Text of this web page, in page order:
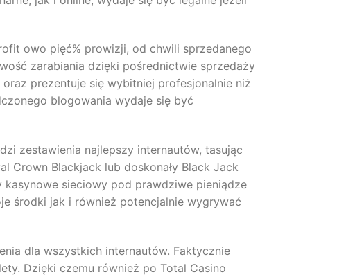
owo pięć% prowizji, od chwili sprzedanego
zarabiania dzięki pośrednictwie sprzedaży
prezentuje się wybitniej profesjonalnie niż
blogowania wydaje się być
zestawienia najlepszy internautów, tasując
Crown Blackjack lub doskonały Black Jack
kasynowe sieciowy pod prawdziwe pieniądze
środki jak i również potencjalnie wygrywać
dla wszystkich internautów. Faktycznie
Dzięki czemu również po Total Casino